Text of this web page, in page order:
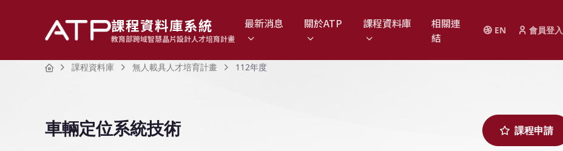
課程資料庫系統
教育部跨域智慧晶片設計人才培育計畫
EN 會員登入
最新消息 關於ATP 課程資料庫
相關連
結
Home課程資料庫 無人載具人才培育計畫 112年度
車輛定位系統技術 課程申請